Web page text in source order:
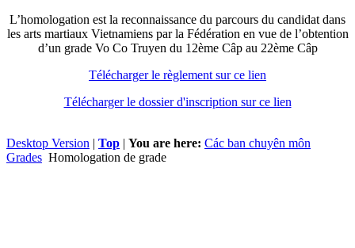
L’homologation est la reconnaissance du parcours du candidat dans
les arts martiaux Vietnamiens par la Fédération en vue de l’obtention
d’un grade Vo Co Truyen du 12ème Câp au 22ème Câp
Télécharger le règlement sur ce lien
Télécharger le dossier d'inscription sur ce lien
Desktop Version | Top | You are here: Các ban chuyên môn
Grades Homologation de grade